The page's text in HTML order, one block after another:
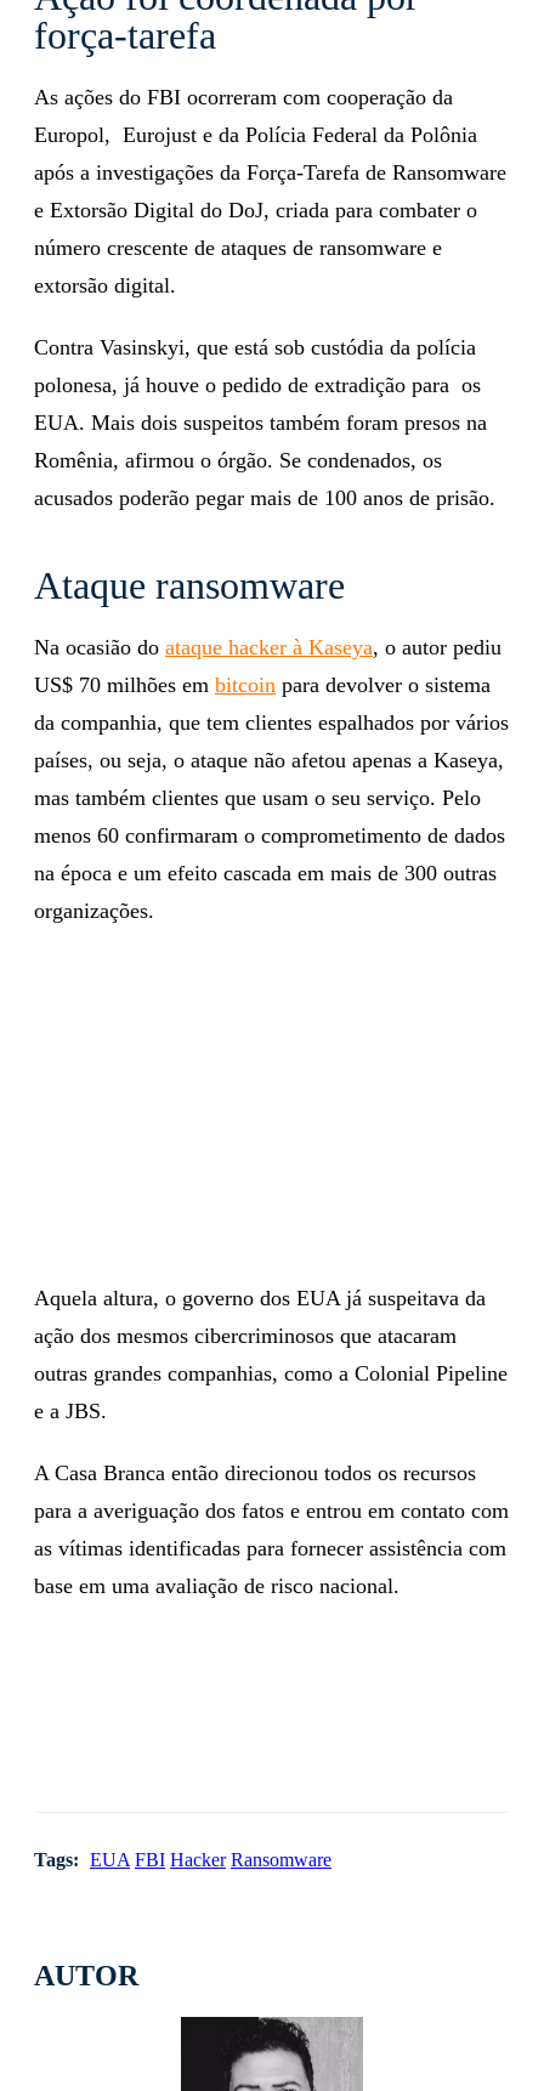
AUTOR
força-tarefa
As ações do FBI ocorreram com cooperação da
Europol, Eurojust e da Polícia Federal da Polônia
após a investigações da Força-Tarefa de Ransomware
e Extorsão Digital do DoJ, criada para combater o
número crescente de ataques de ransomware e
extorsão digital.
Contra Vasinskyi, que está sob custódia da polícia
polonesa, já houve o pedido de extradição para os
EUA. Mais dois suspeitos também foram presos na
Romênia, afirmou o órgão. Se condenados, os
acusados poderão pegar mais de 100 anos de prisão.
Ataque ransomware
Na ocasião do ataque hacker à Kaseya, o autor pediu
US$ 70 milhões em bitcoin para devolver o sistema
da companhia, que tem clientes espalhados por vários
países, ou seja, o ataque não afetou apenas a Kaseya,
mas também clientes que usam o seu serviço. Pelo
menos 60 confirmaram o comprometimento de dados
na época e um efeito cascada em mais de 300 outras
organizações.
Aquela altura, o governo dos EUA já suspeitava da
ação dos mesmos cibercriminosos que atacaram
outras grandes companhias, como a Colonial Pipeline
e a JBS.
A Casa Branca então direcionou todos os recursos
para a averiguação dos fatos e entrou em contato com
as vítimas identificadas para fornecer assistência com
base em uma avaliação de risco nacional.
Tags: EUA FBI Hacker Ransomware